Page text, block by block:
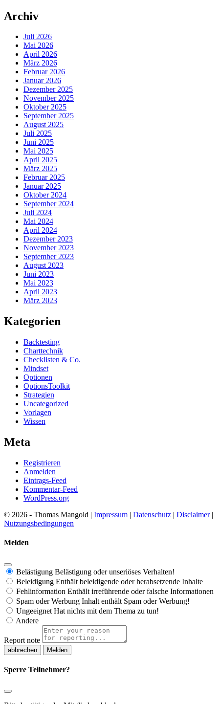
Archiv
Juli 2026
Mai 2026
April 2026
März 2026
Februar 2026
Januar 2026
Dezember 2025
November 2025
Oktober 2025
September 2025
August 2025
Juli 2025
Juni 2025
Mai 2025
April 2025
März 2025
Februar 2025
Januar 2025
Oktober 2024
September 2024
Juli 2024
Mai 2024
April 2024
Dezember 2023
November 2023
September 2023
August 2023
Juni 2023
Mai 2023
April 2023
März 2023
Kategorien
Backtesting
Charttechnik
Checklisten & Co.
Mindset
Optionen
OptionsToolkit
Strategien
Uncategorized
Vorlagen
Wissen
Meta
Registrieren
Anmelden
Eintrags-Feed
Kommentar-Feed
WordPress.org
© 2026 - Thomas Mangold | Impressum | Datenschutz | Disclaimer|
Nutzungsbedingungen
Melden
Belästigung Belästigung oder unseriöses Verhalten!
Beleidigung Enthält beleidigende oder herabsetzende Inhalte
Fehlinformation Enthält irreführende oder falsche Informationen
Spam oder Werbung Inhalt enthält Spam oder Werbung!
Ungeeignet Hat nichts mit dem Thema zu tun!
Andere
Report note
Melden
Sperre Teilnehmer?